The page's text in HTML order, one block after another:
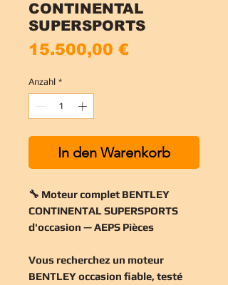
CONTINENTAL
SUPERSPORTS
15.500,00 €
Anzahl *
In den Warenkorb
🔧 Moteur complet BENTLEY
CONTINENTAL SUPERSPORTS
d'occasion — AEPS Pièces
Vous recherchez un moteur
BENTLEY occasion fiable, testé